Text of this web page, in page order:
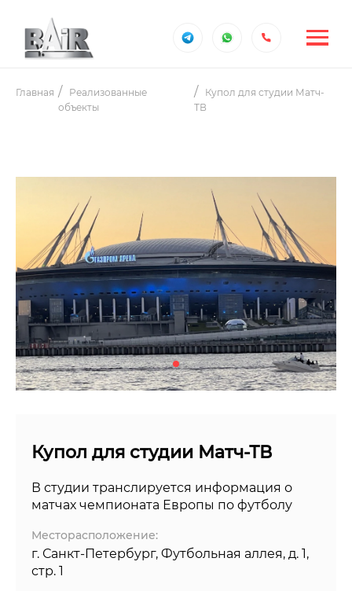
Главная
Реализованные
объекты
Купол для студии Матч-
ТВ
Купол для студии Матч-ТВ
В студии транслируется информация о
матчах чемпионата Европы по футболу
Месторасположение:
г. Санкт-Петербург, Футбольная аллея, д. 1,
стр. 1